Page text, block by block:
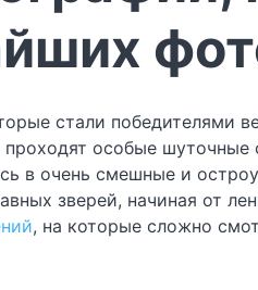
проходят особые
в очень смешные и
зверей, начиная от
, на которые сложно